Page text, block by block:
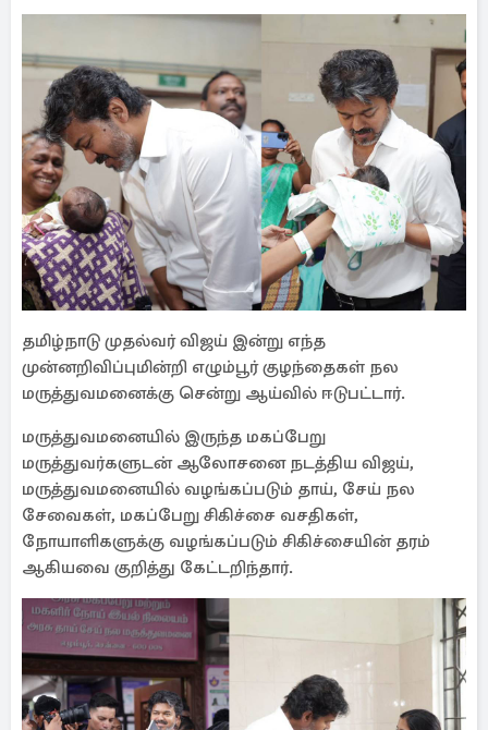
தமிழ்நாடு முதல்வர் விஜய் இன்று எந்த
முன்னறிவிப்புமின்றி எழும்பூர் குழந்தைகள் நல
மருத்துவமனைக்கு சென்று ஆய்வில் ஈடுபட்டார்.
மருத்துவமனையில் இருந்த மகப்பேறு
மருத்துவர்களுடன் ஆலோசனை நடத்திய விஜய்,
மருத்துவமனையில் வழங்கப்படும் தாய், சேய் நல
சேவைகள், மகப்பேறு சிகிச்சை வசதிகள்,
நோயாளிகளுக்கு வழங்கப்படும் சிகிச்சையின் தரம்
ஆகியவை குறித்து கேட்டறிந்தார்.